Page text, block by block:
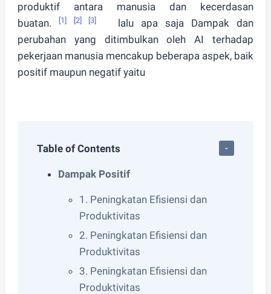
produktif antara manusia dan kecerdasan
buatan.
[1] [2] [3]
lalu apa saja Dampak dan
perubahan yang ditimbulkan oleh AI terhadap
pekerjaan manusia mencakup beberapa aspek, baik
positif maupun negatif yaitu
Table of Contents
Dampak Positif
1. Peningkatan Efisiensi dan
Produktivitas
2. Peningkatan Efisiensi dan
Produktivitas
3. Peningkatan Efisiensi dan
Produktivitas